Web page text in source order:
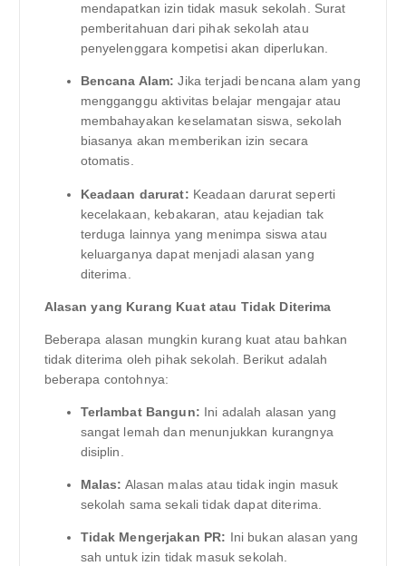
mendapatkan izin tidak masuk sekolah. Surat
pemberitahuan dari pihak sekolah atau
penyelenggara kompetisi akan diperlukan.
Bencana Alam: Jika terjadi bencana alam yang
mengganggu aktivitas belajar mengajar atau
membahayakan keselamatan siswa, sekolah
biasanya akan memberikan izin secara
otomatis.
Keadaan darurat: Keadaan darurat seperti
kecelakaan, kebakaran, atau kejadian tak
terduga lainnya yang menimpa siswa atau
keluarganya dapat menjadi alasan yang
diterima.
Alasan yang Kurang Kuat atau Tidak Diterima
Beberapa alasan mungkin kurang kuat atau bahkan
tidak diterima oleh pihak sekolah. Berikut adalah
beberapa contohnya:
Terlambat Bangun: Ini adalah alasan yang
sangat lemah dan menunjukkan kurangnya
disiplin.
Malas: Alasan malas atau tidak ingin masuk
sekolah sama sekali tidak dapat diterima.
Tidak Mengerjakan PR: Ini bukan alasan yang
sah untuk izin tidak masuk sekolah.